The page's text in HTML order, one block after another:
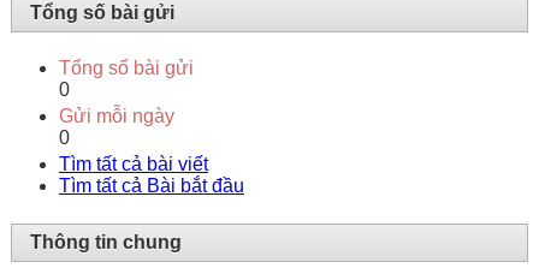
Tổng số bài gửi
Tổng số bài gửi
0
Gửi mỗi ngày
0
Tìm tất cả bài viết
Tìm tất cả Bài bắt đầu
Thông tin chung